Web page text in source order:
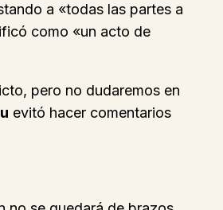
a «todas las partes a
como «un acto de
pero no dudaremos en
evitó hacer comentarios